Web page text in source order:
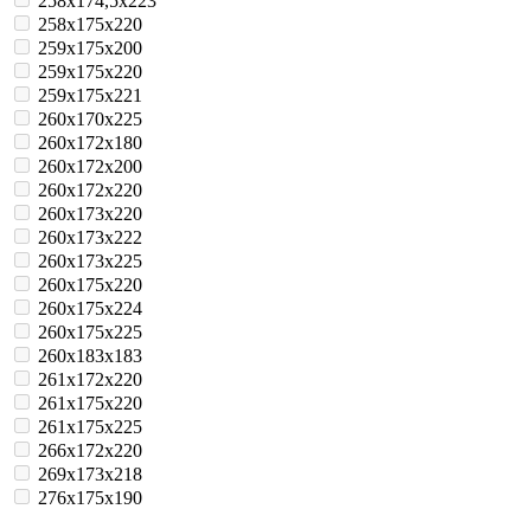
258x175x220
259x175x200
259x175x220
259x175x221
260x170x225
260x172x180
260x172x200
260x172x220
260x173x220
260x173x222
260x173x225
260x175x220
260x175x224
260x175x225
260x183x183
261x172x220
261x175x220
261x175x225
266x172x220
269x173x218
276x175x190